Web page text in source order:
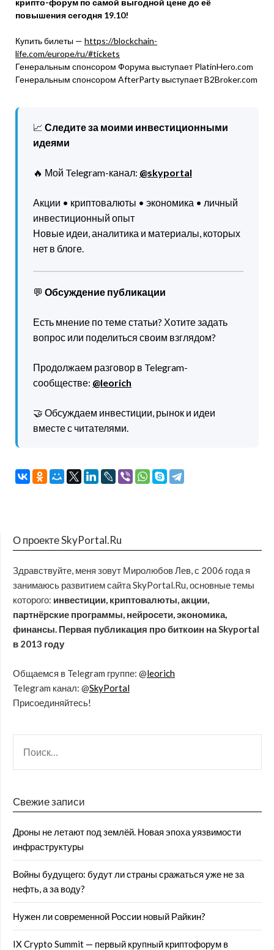
крипто-форум по самой выгодной цене до её
повышения сегодня 19.10!
Купить билеты — https://blockchain-
life.com/europe/ru/#tickets
Генеральным спонсором Форума выступает PlatinHero.com
Генеральным спонсором AfterParty выступает B2Broker.com
📈 Следите за моими инвестиционными
идеями
🔥 Мой Telegram-канал: @skyportal
Акции • криптовалюты • экономика • личный
инвестиционный опыт
Новые идеи, аналитика и материалы, которых
нет в блоге.
💬 Обсуждение публикации
Есть мнение по теме статьи? Хотите задать
вопрос или поделиться своим взглядом?
Продолжаем разговор в Telegram-
сообществе: @leorich
🤝 Обсуждаем инвестиции, рынок и идеи
вместе с читателями.
О проекте SkyPortal.Ru
Здравствуйте, меня зовут Миролюбов Лев, с 2006 года я
занимаюсь развитием сайта SkyPortal.Ru, основные темы
которого: инвестиции, криптовалюты, акции,
партнёрские программы, нейросети, экономика,
финансы. Первая публикация про биткоин на Skyportal
в 2013 году
Общаемся в Telegram группе: @leorich
Telegram канал: @SkyPortal
Присоединяйтесь!
Свежие записи
Дроны не летают под землёй. Новая эпоха уязвимости
инфраструктуры
Войны будущего: будут ли страны сражаться уже не за
нефть, а за воду?
Нужен ли современной России новый Райкин?
IX Crypto Summit — первый крупный криптофорум в